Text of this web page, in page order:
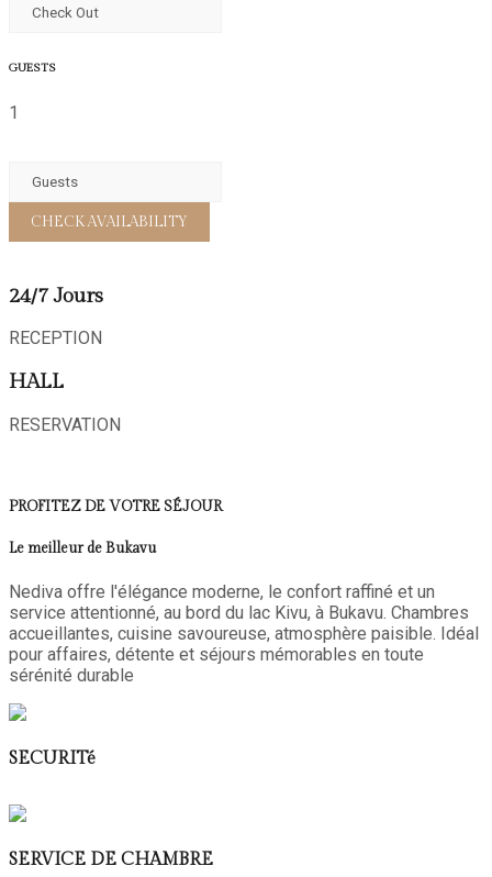
GUESTS
1
24/7 Jours
RECEPTION
HALL
RESERVATION
PROFITEZ DE VOTRE SÉJOUR
Le meilleur de Bukavu
Nediva offre l'élégance moderne, le confort raffiné et un
service attentionné, au bord du lac Kivu, à Bukavu. Chambres
accueillantes, cuisine savoureuse, atmosphère paisible. Idéal
pour affaires, détente et séjours mémorables en toute
sérénité durable
SECURITé
SERVICE DE CHAMBRE